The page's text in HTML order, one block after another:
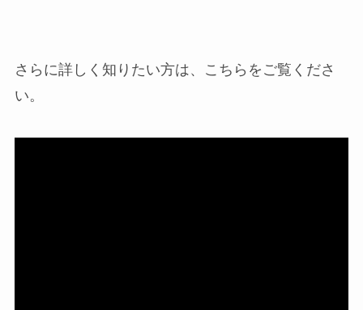
さらに詳しく知りたい方は、こちらをご覧くださ
い。